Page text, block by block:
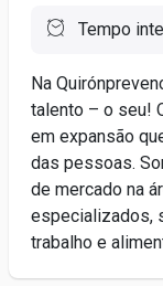
Tempo
Na
talento – o seu!
em expansão
das pessoas.
de mercado na
especializados,
trabalho e